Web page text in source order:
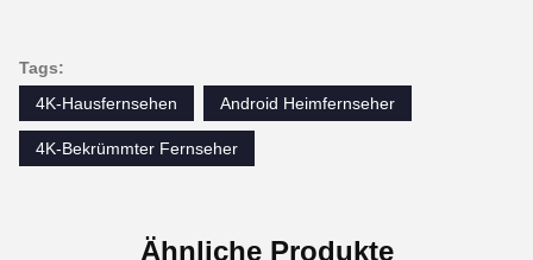
Tags:
4K-Hausfernsehen
Android Heimfernseher
4K-Bekrümmter Fernseher
Ähnliche Produkte